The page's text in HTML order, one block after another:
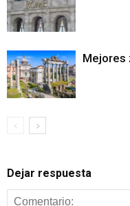
Mejores
Dejar respuesta